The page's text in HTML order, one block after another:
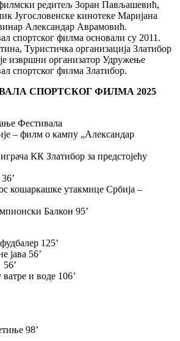
редитељ Зоран Пављашевић,
Југословенске кинотеке Маријана
Александар Аврамовић.
спортског филма основали су 2011.
Туристичка организација Златибор
извршни организатор Удружење
спортског филма Златибор.
СПОРТСКОГ ФИЛМА 2025
Фестивала
– филм о кампу „Александар
КК Златибор за предстојећу
кошаркашке утакмице Србија –
Балкон 95’
125’
јава 56’
и воде 106’
98’